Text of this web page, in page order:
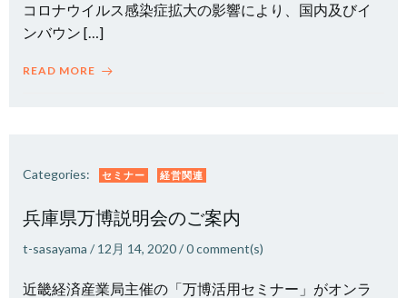
コロナウイルス感染症拡大の影響により、国内及びイ
ンバウン […]
READ MORE
Categories: セミナー 経営関連
兵庫県万博説明会のご案内
t-sasayama / 12月 14, 2020/0comment(s)
近畿経済産業局主催の「万博活用セミナー」がオンラ